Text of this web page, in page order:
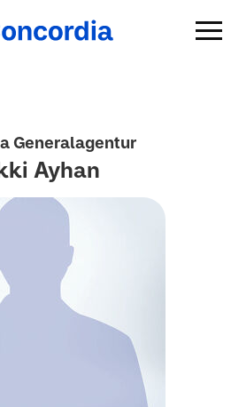
Generalagentur
Ayhan